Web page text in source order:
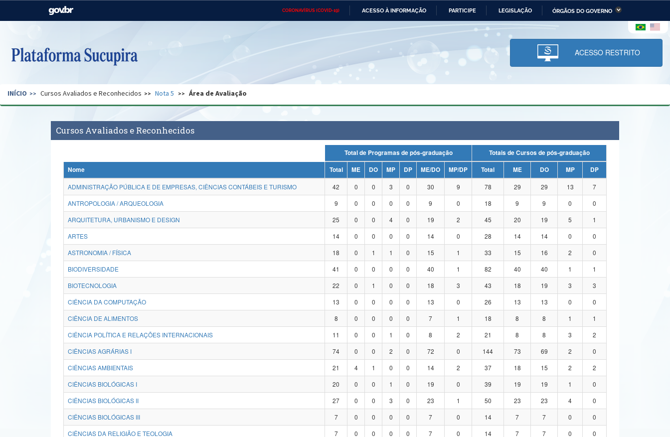
CORONAVÍRUS (COVID-19) ACESSO À INFORMAÇÃO PARTICIPE LEGISLAÇÃO ÓRGÃOS DO GOVERNO
Casa Civil Ministério das Relações Ministério da Economia Ministério da Infraestrutura
Pecuária e Abastecimento
Ministério da Ciência,
Tecnologia, Inovações e
Comunicações
Ministério do Desenvolvimento
Regional e dos Direitos Humanos
Secretaria de Governo Gabinete de Segurança Advocacia-Geral da União Banco Central do Brasil Planalto
ACESSO RESTRITO
INÍCIO Cursos Avaliados e Reconhecidos Nota 5 Área de Avaliação
Cursos Avaliados e Reconhecidos
Total de Programas de pós-graduação
Totais de Cursos de pós-graduação
Nome
Total ME DO MP DP ME/DO MP/DP Total ME DO MP
DP
ADMINISTRAÇÃO PÚBLICA E DE EMPRESAS, CIÊNCIAS CONTÁBEIS E TURISMO
42 0 0 3 0 30 9 78 29 29 13
7
ANTROPOLOGIA / ARQUEOLOGIA
9 0 0 0 0 9 0 18 9 9 0
0
ARQUITETURA, URBANISMO E DESIGN
25 0 0 4 0 19 2 45 20 19 5
1
ARTES
14 0 0 0 0 14 0 28 14 14 0
0
ASTRONOMIA / FÍSICA
18 0 1 1 0 15 1 33 15 16 2
0
BIODIVERSIDADE
41 0 0 0 0 40 1 82 40 40 1
1
BIOTECNOLOGIA
22 0 1 0 0 18 3 43 18 19 3
3
CIÊNCIA DA COMPUTAÇÃO
13 0 0 0 0 13 0 26 13 13 0
0
CIÊNCIA DE ALIMENTOS
8 0 0 0 0 7 1 18 8 8 1
1
CIÊNCIA POLÍTICA E RELAÇÕES INTERNACIONAIS
11 0 0 1 0 8 2 21 8 8 3
2
CIÊNCIAS AGRÁRIAS I
74 0 0 2 0 72 0 144 73 69 2
0
CIÊNCIAS AMBIENTAIS
21 4 1 0 0 14 2 37 18 15 2
2
CIÊNCIAS BIOLÓGICAS I
20 0 0 1 0 19 0 39 19 19 1
0
CIÊNCIAS BIOLÓGICAS II
27 0 0 3 0 23 1 50 23 23 4
0
CIÊNCIAS BIOLÓGICAS III
7 0 0 0 0 7 0 14 7 7 0
0
CIÊNCIAS DA RELIGIÃO E TEOLOGIA
7 0 0 0 0 7 0 14 7 7 0
0